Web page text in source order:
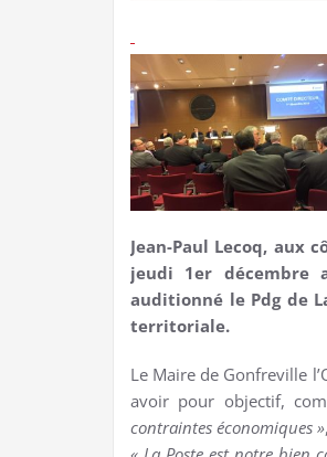
Jean-Paul Lecoq, aux
jeudi 1er décembre
auditionné le Pdg de
territoriale.
Le Maire de Gonfreville
avoir pour objectif,
contraintes économiques »